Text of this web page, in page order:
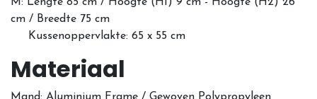
cm / Breedte 75 cm
Kussenoppervlakte: 65 x 55 cm
Materiaal
Mand: Aluminium Frame / Gewoven Polypropyleen